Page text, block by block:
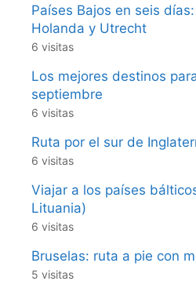
Países Bajos en seis
Holanda y Utrecht
6 visitas
Los mejores destinos
septiembre
6 visitas
Ruta por el sur de
6 visitas
Viajar a los países
Lituania)
6 visitas
Bruselas: ruta a pie con
5 visitas